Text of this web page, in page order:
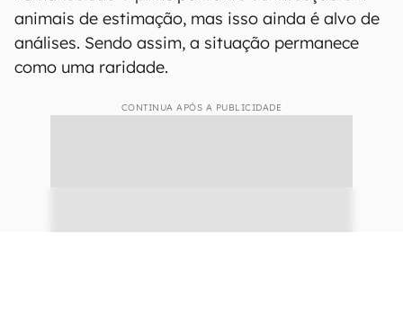
foram testados por meio da National Animal
Health Laboratory Network ou de laboratórios
privados. Mais de 400 animais foram testados
Nacionais. Pelo menos mais 250 foram testados
animais de estimação, mas isso ainda é alvo de